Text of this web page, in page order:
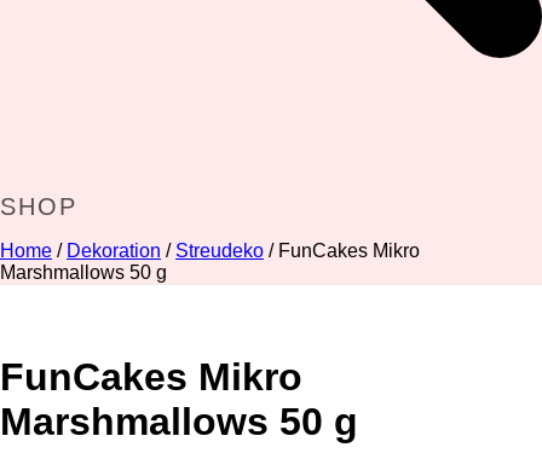
SHOP
Home / Dekoration / Streudeko / FunCakes Mikro
Marshmallows 50 g
FunCakes Mikro
Marshmallows 50 g